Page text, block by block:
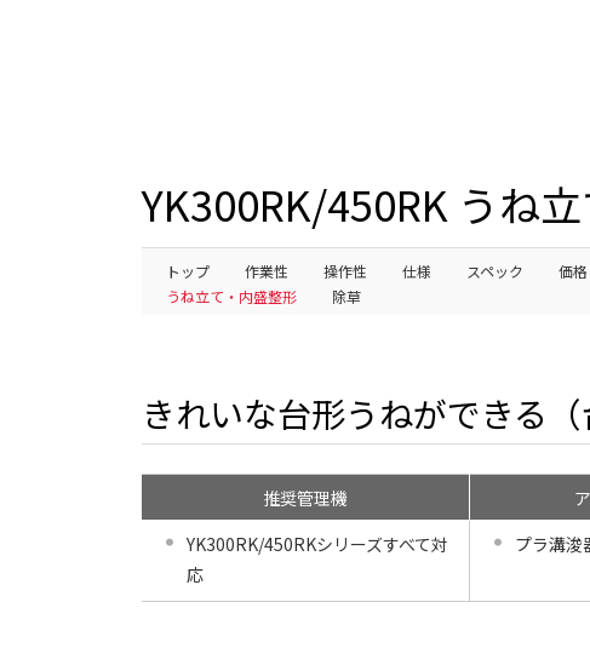
YK300RK/450RK うね
トップ 作業性 操作性 仕様 スペック 価格
うね立て・内盛整形
除草
きれいな台形うねができる（
推奨管理機
YK300RK/450RKシリーズすべて対
応
プラ溝浚